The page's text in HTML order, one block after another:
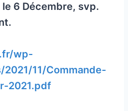
6 Décembre, svp.
wp-
11/Commande-
2021.pdf